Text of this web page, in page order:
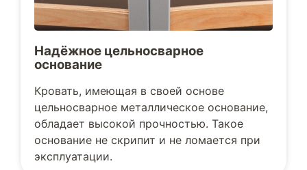
Надёжное цельносварное
основание
Кровать, имеющая в своей основе
цельносварное металлическое основание,
обладает высокой прочностью. Такое
основание не скрипит и не ломается при
эксплуатации.